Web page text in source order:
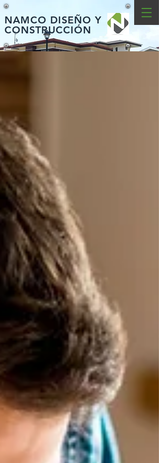
NAMCO DISEÑO Y
CONSTRUCCIÓN